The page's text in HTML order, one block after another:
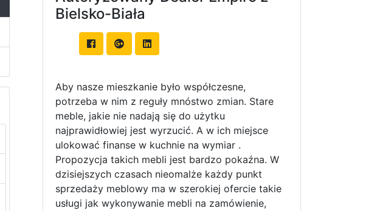
Bielsko-Biała
Aby nasze mieszkanie było współczesne,
potrzeba w nim z reguły mnóstwo zmian. Stare
meble, jakie nie nadają się do użytku
najprawidłowiej jest wyrzucić. A w ich miejsce
ulokować finanse w kuchnie na wymiar .
Propozycja takich mebli jest bardzo pokaźna. W
dzisiejszych czasach nieomalże każdy punkt
sprzedaży meblowy ma w szerokiej ofercie takie
usługi jak wykonywanie mebli na zamówienie,